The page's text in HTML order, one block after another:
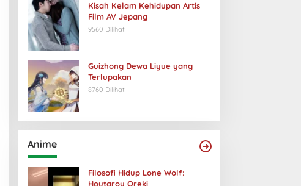
Kisah Kelam Kehidupan Artis
Film AV Jepang
9560 Dilihat
Guizhong Dewa Liyue yang
Terlupakan
8760 Dilihat
Anime
Filosofi Hidup Lone Wolf:
Houtarou Oreki